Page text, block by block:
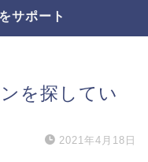
サポート
を探してい
2021年4月18日